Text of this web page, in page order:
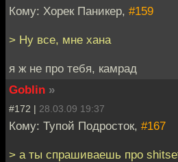
Кому: Хорек Паникер, #159
> Ну все, мне хана
я ж не про тебя, камрад
Goblin »
#172 | 28.03.09 19:37
Кому: Тупой Подросток, #167
> а ты спрашиваешь про